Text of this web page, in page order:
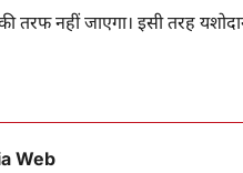
तरफ नहीं जाएगा। इसी तरह
Web